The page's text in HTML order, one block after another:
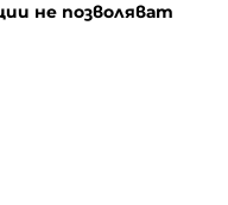
не позволяват